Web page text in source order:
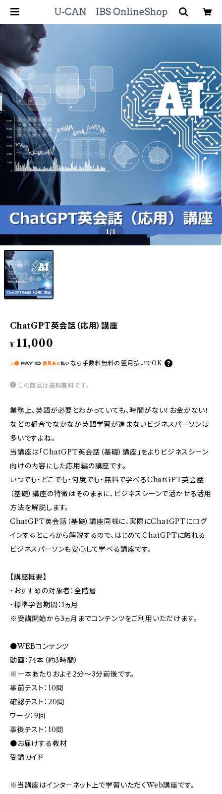
1/1
ChatGPT英会話（応用）講座
¥ 11,000
なら 手数料無料の 翌月払いでOK
この商品は送料無料です。
業務上、英語が必要とわかっていても、時間がない！お金がない！
などの都合でなかなか英語学習が進まないビジネスパーソンは
多いですよね。
当講座は「ChatGPT英会話（基礎）講座」をよりビジネスシーン
向けの内容にした応用編の講座です。
いつでも・どこでも・何度でも・無料で学べるChatGPT英会話
（基礎）講座の特徴はそのままに、ビジネスシーンで活かせる活用
方法を解説します。
ChatGPT英会話（基礎）講座同様に、実際にChatGPTにログ
インするところから解説するので、はじめてChatGPTに触れる
ビジネスパーソンも安心して学べる講座です。
【講座概要】
・おすすめの対象者：全階層
・標準学習期間：1ヵ月
※受講開始から3ヵ月までコンテンツをご利用いただけます。
●WEBコンテンツ
動画：74本（約3時間）
※一本あたりおよそ2分〜3分前後です。
事前テスト：10問
確認テスト：20問
ワーク：9回
事後テスト：10問
●お届けする教材
受講ガイド
※当講座はインターネット上で学習いただくWeb講座です。